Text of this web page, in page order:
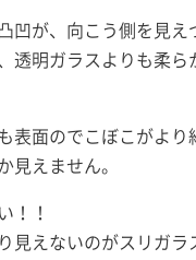
凹が、向こう側を見え
透明ガラスよりも柔
表面のでこぼこがよ
見えません。
！！
見えないのがスリガラ